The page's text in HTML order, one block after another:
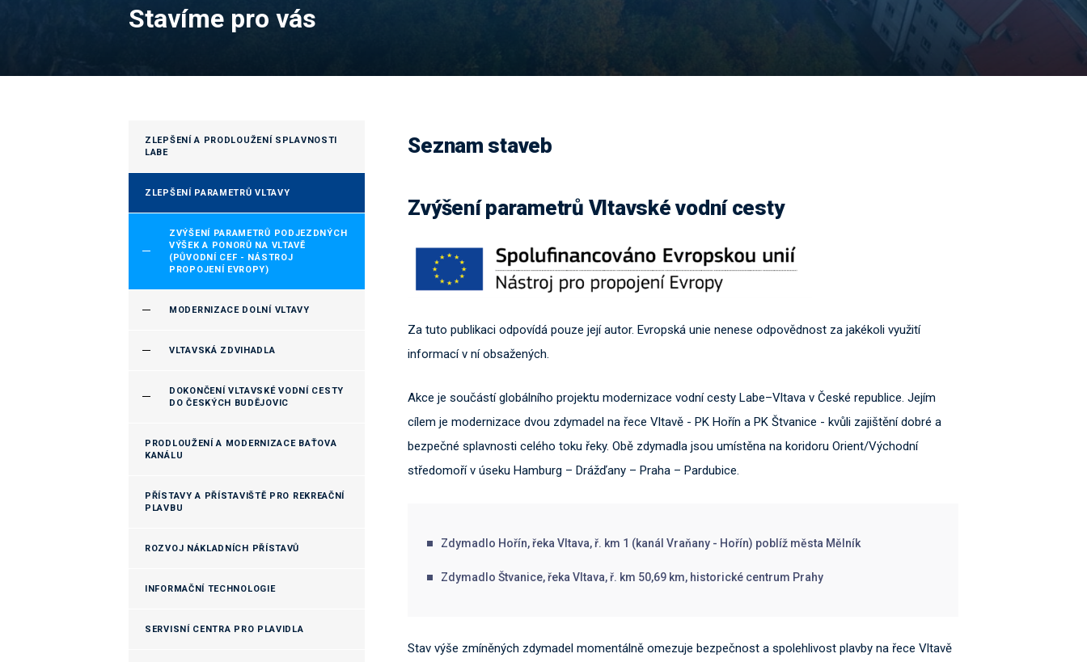
Stavíme pro vás
ZLEPŠENÍ A PRODLOUŽENÍ SPLAVNOSTI
LABE
ZLEPŠENÍ PARAMETRŮ VLTAVY
ZVÝŠENÍ PARAMETRŮ PODJEZDNÝCH
VÝŠEK A PONORŮ NA VLTAVĚ
(PŮVODNÍ CEF - NÁSTROJ
PROPOJENÍ EVROPY)
MODERNIZACE DOLNÍ VLTAVY
VLTAVSKÁ ZDVIHADLA
DOKONČENÍ VLTAVSKÉ VODNÍ CESTY
DO ČESKÝCH BUDĚJOVIC
PRODLOUŽENÍ A MODERNIZACE BAŤOVA
KANÁLU
PŘÍSTAVY A PŘÍSTAVIŠTĚ PRO REKREAČNÍ
PLAVBU
ROZVOJ NÁKLADNÍCH PŘÍSTAVŮ
INFORMAČNÍ TECHNOLOGIE
SERVISNÍ CENTRA PRO PLAVIDLA
Seznam staveb
Zvýšení parametrů Vltavské vodní cesty
Za tuto publikaci odpovídá pouze její autor. Evropská unie nenese odpovědnost za jakékoli využití
informací v ní obsažených.
Akce je součástí globálního projektu modernizace vodní cesty Labe–Vltava v České republice. Jejím
cílem je modernizace dvou zdymadel na řece Vltavě - PK Hořín a PK Štvanice - kvůli zajištění dobré a
bezpečné splavnosti celého toku řeky. Obě zdymadla jsou umístěna na koridoru Orient/Východní
středomoří v úseku Hamburg – Drážďany – Praha – Pardubice.
Zdymadlo Hořín, řeka Vltava, ř. km 1 (kanál Vraňany - Hořín) poblíž města Mělník
Zdymadlo Štvanice, řeka Vltava, ř. km 50,69 km, historické centrum Prahy
Stav výše zmíněných zdymadel momentálně omezuje bezpečnost a spolehlivost plavby na řece Vltavě